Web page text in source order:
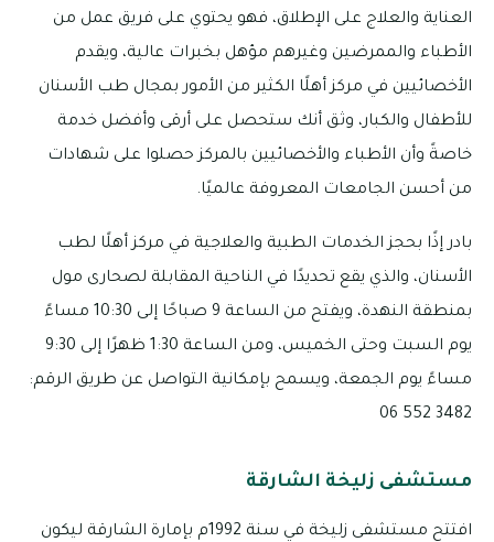
العناية والعلاج على الإطلاق، فهو يحتوي على فريق عمل من
الأطباء والممرضين وغيرهم مؤهل بخبرات عالية، ويقدم
الأخصائيين في مركز أهلًا الكثير من الأمور بمجال طب الأسنان
للأطفال والكبار، وثق أنك ستحصل على أرقى وأفضل خدمة
خاصةً وأن الأطباء والأخصائيين بالمركز حصلوا على شهادات
من أحسن الجامعات المعروفة عالميًا.
بادر إذًا بحجز الخدمات الطبية والعلاجية في مركز أهلًا لطب
الأسنان، والذي يقع تحديدًا في الناحية المقابلة لصحارى مول
بمنطقة النهدة، ويفتح من الساعة 9 صباحًا إلى 10:30 مساءً
يوم السبت وحتى الخميس، ومن الساعة 1:30 ظهرًا إلى 9:30
مساءً يوم الجمعة، ويسمح بإمكانية التواصل عن طريق الرقم:
3482 552 06
مستشفى زليخة الشارقة
افتتح مستشفى زليخة في سنة 1992م بإمارة الشارقة ليكون